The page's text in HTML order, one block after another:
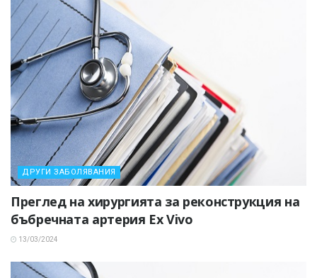
ДРУГИ ЗАБОЛЯВАНИЯ
Преглед на хирургията за реконструкция на
бъбречната артерия Ex Vivo
13/03/2024